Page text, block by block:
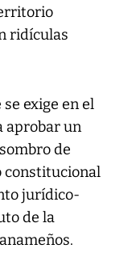
ridículas
exige en el
aprobar un
de
constitucional
jurídico-
de la